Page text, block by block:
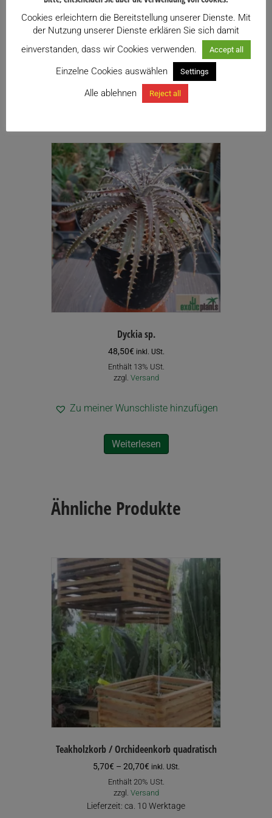
Enthält 13% USt.
zzgl.Versand
Zu meiner Wunschliste hinzufügen
Weiterlesen
Dyckia sp.
48,50€ inkl. USt.
Enthält 13% USt.
zzgl. Versand
Zu meiner Wunschliste hinzufügen
Weiterlesen
Ähnliche Produkte
Teakholzkorb / Orchideenkorb quadratisch
5,70€ – 20,70€Preisspanne:
5,70€
bis
20,70€
inkl. USt.
Enthält 20% USt.
zzgl. Versand
Lieferzeit: ca. 10 Werktage
Cookies erleichtern die Bereitstellung unserer Dienste. Mit
der Nutzung unserer Dienste erklären Sie sich damit
einverstanden, dass wir Cookies verwenden.
Accept all
Einzelne Cookies auswählen Settings
Alle ablehnen Reject all